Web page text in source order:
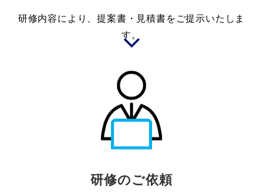
研修内容により、提案書・見積書をご提示いたしま
す。
研修のご依頼